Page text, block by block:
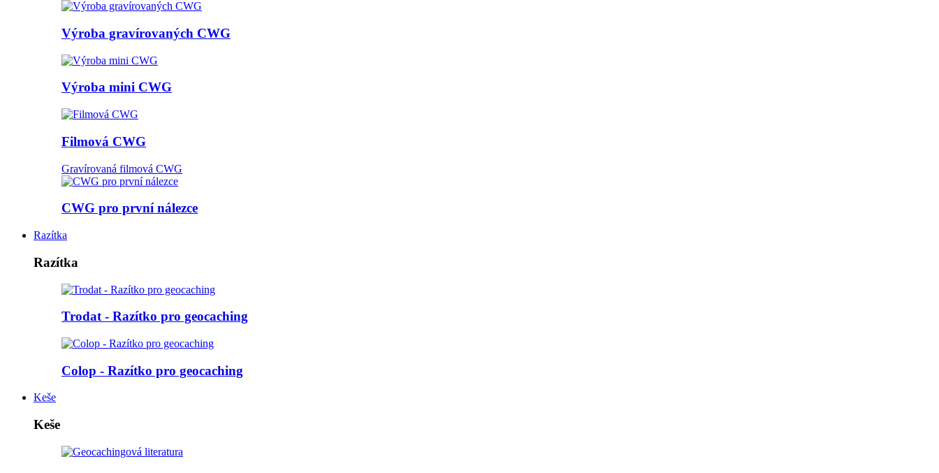
Výroba gravírovaných CWG
Výroba mini CWG
Filmová CWG
Gravírovaná filmová CWG
CWG pro první nálezce
Razítka
Razítka
Trodat - Razítko pro geocaching
Colop - Razítko pro geocaching
Keše
Keše